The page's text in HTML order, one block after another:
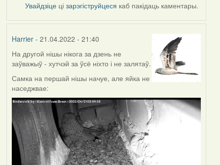
Увайдзіце цізарэгіструйцеся каб пакідаць каментары.
Harrier- 21.04.2022 - 21:40
На другой нішы нікога за дзень не
заўважыў - хутчэй за ўсё ніхто і не залятаў.
Самка на першай нішы начуе, але яйка не
наседжвае: